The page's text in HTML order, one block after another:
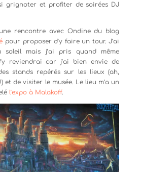
grignoter et profiter de soirées DJ
rencontre avec Ondine du blog
pour proposer d’y faire un tour. J’ai
soleil mais j’ai pris quand même
reviendrai car j’ai bien envie de
stands repérés sur les lieux (ah,
!) et de visiter le musée. Le lieu m’a un
l’expo à Malakoff.